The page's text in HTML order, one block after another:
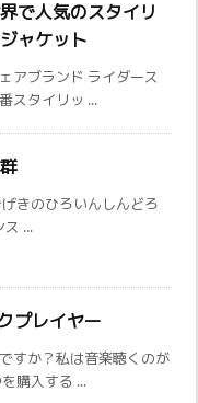
で人気のスタイリ
ャケット
アブランド ライダース
スタイリッ ...
きのひろいんしんどろ
...
プレイヤー
すか？私は音楽聴くのが
購入する ...